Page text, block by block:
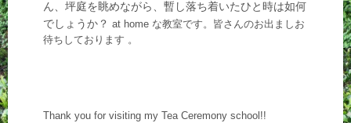
ん、坪庭を眺めながら、暫し落ち着いたひと時は如何
でしょうか？ at home な教室です。皆さんのお出ましお
待ちしております 。
Thank you for visiting my Tea Ceremony school!!